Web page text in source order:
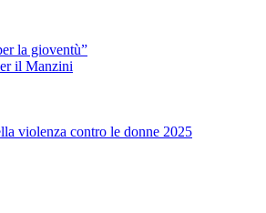
la gioventù”
il Manzini
violenza contro le donne 2025